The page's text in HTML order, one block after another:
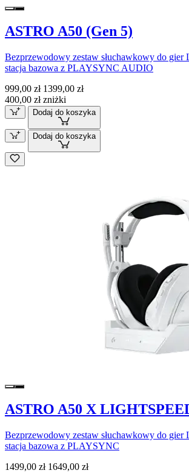
ASTRO A50 (Gen 5)
Bezprzewodowy zestaw słuchawkowy do
stacja bazowa z PLAYSYNC AUDIO
999,00 zł 1399,00 zł
400,00 zł zniżki
Dodaj do koszyka
Dodaj do koszyka
ASTRO A50 X
Bezprzewodowy zestaw słuchawkowy do
stacja bazowa z PLAYSYNC
1499,00 zł 1649,00 zł